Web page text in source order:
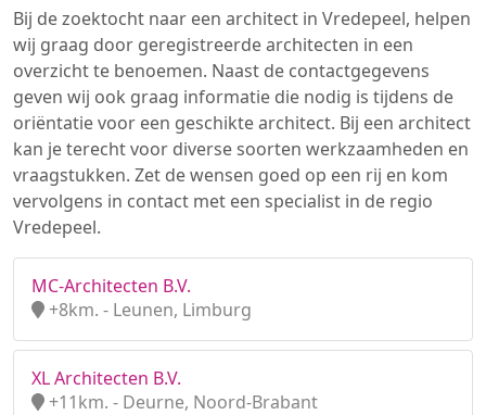
Bij de zoektocht naar een architect in Vredepeel, helpen
wij graag door geregistreerde architecten in een
overzicht te benoemen. Naast de contactgegevens
geven wij ook graag informatie die nodig is tijdens de
oriëntatie voor een geschikte architect. Bij een architect
kan je terecht voor diverse soorten werkzaamheden en
vraagstukken. Zet de wensen goed op een rij en kom
vervolgens in contact met een specialist in de regio
Vredepeel.
MC-Architecten B.V.
+8km. - Leunen, Limburg
XL Architecten B.V.
+11km. - Deurne, Noord-Brabant